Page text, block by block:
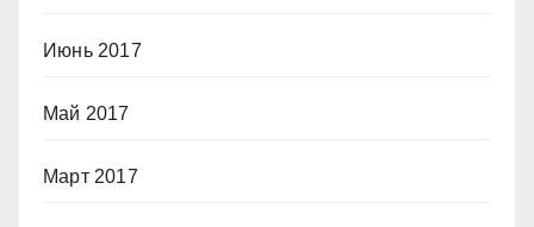
Июнь 2017
Май 2017
Март 2017